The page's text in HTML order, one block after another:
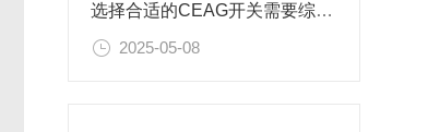
选择合适的CEAG开关需要综合考虑多个因素
2025-05-08